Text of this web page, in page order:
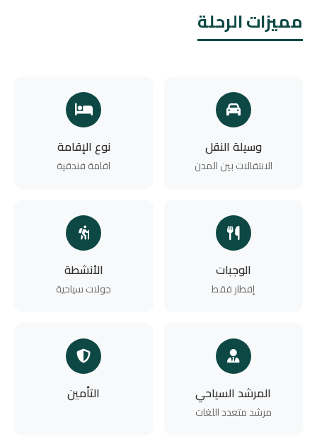
مميزات الرحلة
وسيلة النقل
الانتقالات بين المدن
نوع الإقامة
اقامة فندقية
الوجبات
إفطار فقط
الأنشطة
جولات سياحية
المرشد السياحي
مرشد متعدد اللغات
التأمين